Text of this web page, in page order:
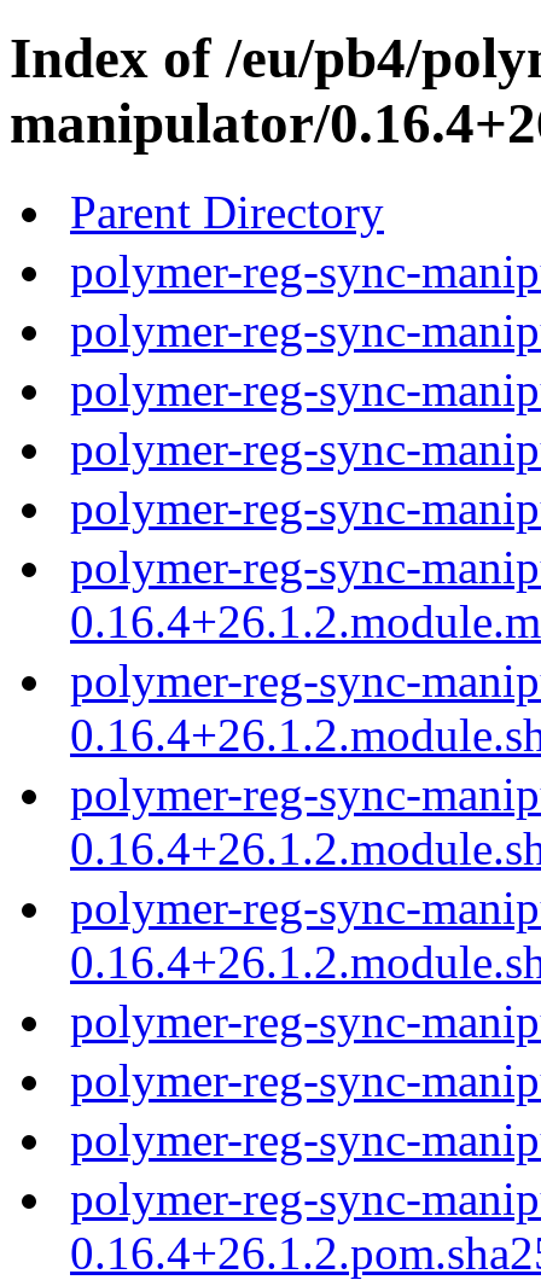
Index of /eu/pb4/
manipulator/
Parent Directory
polymer-reg-sync-
polymer-reg-sync-
polymer-reg-sync-
polymer-reg-sync-
polymer-reg-sync-
polymer-reg-sync-
polymer-reg-sync-
polymer-reg-sync-
polymer-reg-sync-
polymer-reg-sync-
polymer-reg-sync-
polymer-reg-sync-
polymer-reg-sync-